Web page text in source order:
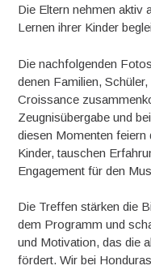
Die Eltern nehmen aktiv
Lernen ihrer Kinder
Die nachfolgenden
denen Familien,
Croissance
Zeugnisübergabe und
diesen Momenten feiern
Kinder, tauschen
Engagement für den
Die Treffen stärken die
dem Programm und
und Motivation, das die
fördert. Wir bei